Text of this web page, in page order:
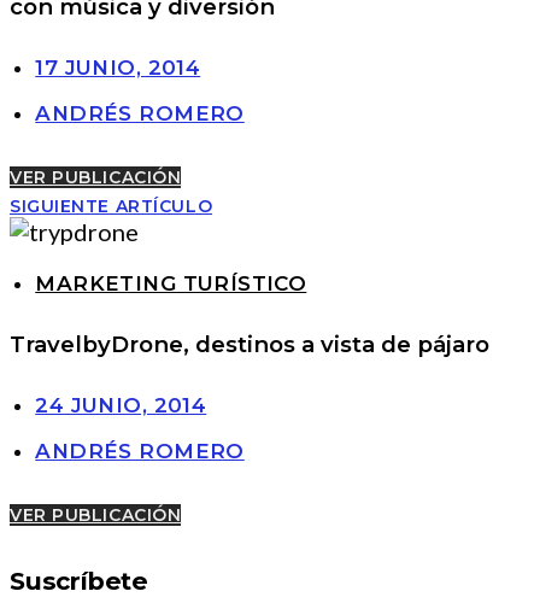
con música y diversión
17 JUNIO, 2014
ANDRÉS ROMERO
VER PUBLICACIÓN
SIGUIENTE ARTÍCULO
MARKETING TURÍSTICO
TravelbyDrone, destinos a vista de pájaro
24 JUNIO, 2014
ANDRÉS ROMERO
VER PUBLICACIÓN
Suscríbete